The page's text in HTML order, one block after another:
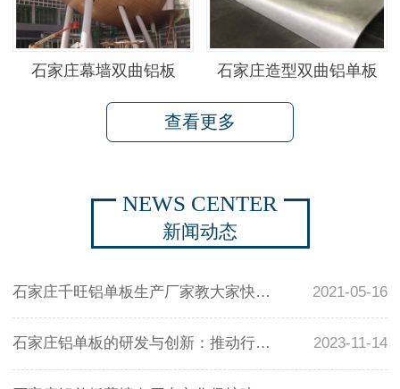
石家庄幕墙双曲铝板 石家庄造型双曲铝单板
查看更多
NEWS CENTER
新闻动态
石家庄千旺铝单板生产厂家教大家快速的订制到优质得铝单板幕墙 2021-05-16
石家庄铝单板的研发与创新：推动行业不断进步 2023-11-14